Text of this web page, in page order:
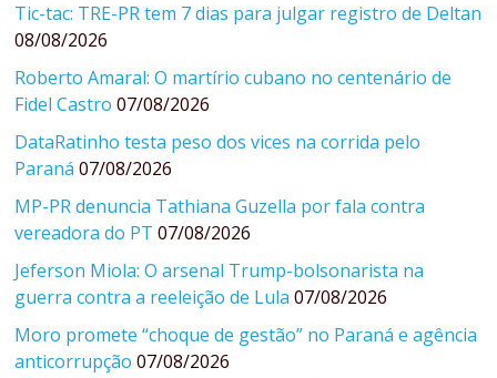
Tic-tac: TRE-PR tem 7 dias para julgar registro de Deltan
08/08/2026
Roberto Amaral: O martírio cubano no centenário de
Fidel Castro 07/08/2026
DataRatinho testa peso dos vices na corrida pelo
Paraná 07/08/2026
MP-PR denuncia Tathiana Guzella por fala contra
vereadora do PT 07/08/2026
Jeferson Miola: O arsenal Trump-bolsonarista na
guerra contra a reeleição de Lula 07/08/2026
Moro promete “choque de gestão” no Paraná e agência
anticorrupção 07/08/2026